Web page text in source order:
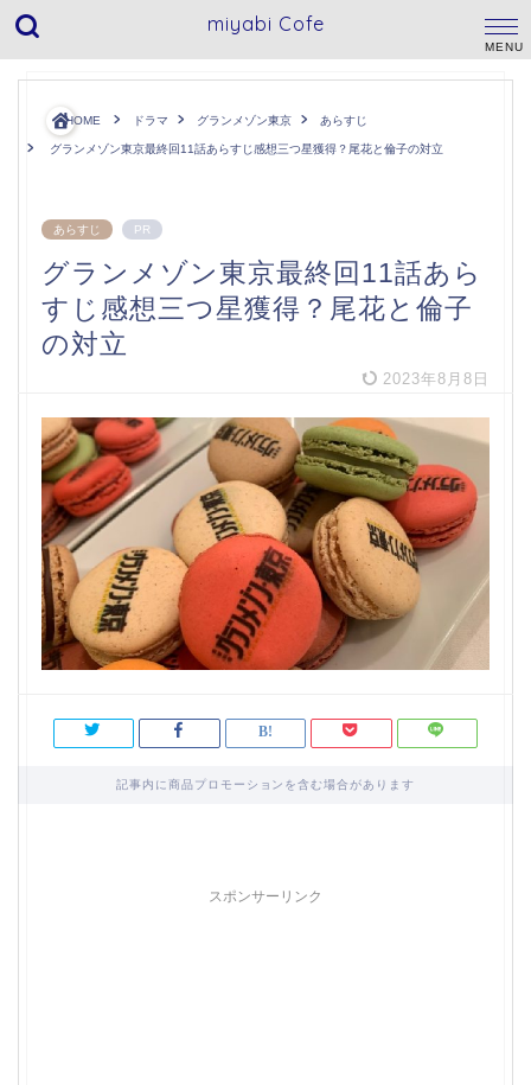
miyabi Cofe
HOME ドラマ グランメゾン東京 あらすじ
グランメゾン東京最終回11話あらすじ感想三つ星獲得？尾花と倫子の対立
あらすじ PR
グランメゾン東京最終回11話あら
すじ感想三つ星獲得？尾花と倫子
の対立
2023年8月8日
記事内に商品プロモーションを含む場合があります
スポンサーリンク